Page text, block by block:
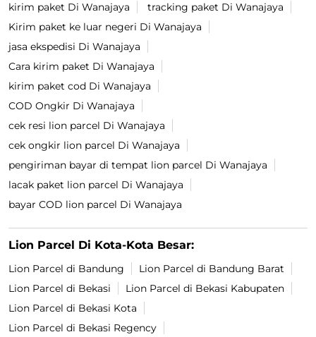
kirim paket Di Wanajaya
tracking paket Di Wanajaya
Kirim paket ke luar negeri Di Wanajaya
jasa ekspedisi Di Wanajaya
Cara kirim paket Di Wanajaya
kirim paket cod Di Wanajaya
COD Ongkir Di Wanajaya
cek resi lion parcel Di Wanajaya
cek ongkir lion parcel Di Wanajaya
pengiriman bayar di tempat lion parcel Di Wanajaya
lacak paket lion parcel Di Wanajaya
bayar COD lion parcel Di Wanajaya
Lion Parcel Di Kota-Kota Besar:
Lion Parcel di Bandung
Lion Parcel di Bandung Barat
Lion Parcel di Bekasi
Lion Parcel di Bekasi Kabupaten
Lion Parcel di Bekasi Kota
Lion Parcel di Bekasi Regency